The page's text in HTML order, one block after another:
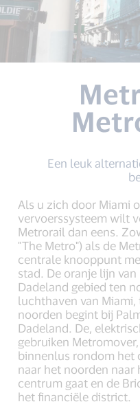
Een leuk
Als u zich door Miami
vervoerssysteem wilt
Metrorail dan eens.
"The Metro") als de
centrale knooppunt
stad. De oranje lijn
Dadeland gebied ten
luchthaven van
noorden begint bij
Dadeland. De,
gebruiken
binnenlus rondom het
naar het noorden
centrum gaat en de
het financiële district.